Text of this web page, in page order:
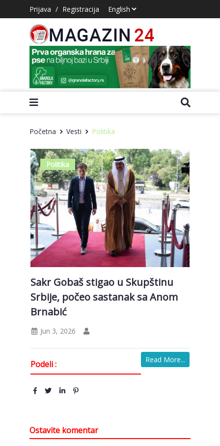
Prijava / Registracija
Početna Vesti Politika
Politika
Sakr Gobaš stigao u Skupštinu
Srbije, počeo sastanak sa Anom
Brnabić
Jun 3, 2026
Read More...
Podeli :
Ostavite komentar